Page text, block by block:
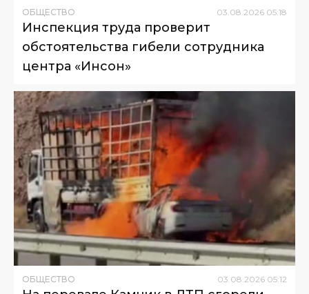
ОБЩЕСТВО 03.08.2026 05:18
Инспекция труда проверит
обстоятельства гибели сотрудника
центра «Инсон»
ОБЩЕСТВО 03.08.2026 05:12